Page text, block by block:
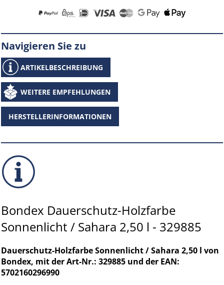
Navigieren Sie zu
ARTIKELBESCHREIBUNG
WEITERE EMPFEHLUNGEN
HERSTELLERINFORMATIONEN
Bondex Dauerschutz-Holzfarbe
Sonnenlicht / Sahara 2,50 l - 329885
Dauerschutz-Holzfarbe Sonnenlicht / Sahara 2,50 l von
Bondex, mit der Art-Nr.: 329885 und der EAN:
5702160296990